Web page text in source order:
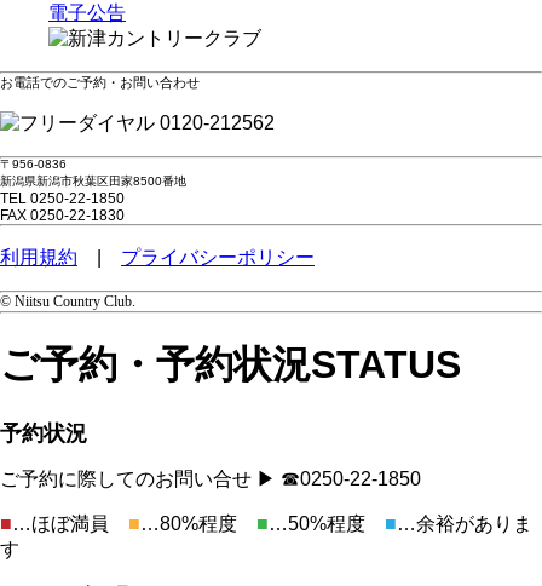
電子公告
お電話でのご予約・お問い合わせ
0120-212562
〒956-0836
新潟県新潟市秋葉区田家8500番地
TEL 0250-22-1850
FAX 0250-22-1830
利用規約 プライバシーポリシー
© Niitsu Country Club.
ご予約・予約状況STATUS
予約状況
ご予約に際してのお問い合せ ▶ ☎0250-22-1850
■…ほぼ満員 ■…80%程度 ■…50%程度 ■…余裕がありま
す